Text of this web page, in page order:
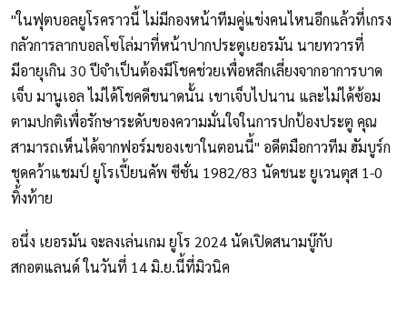
"ในฟุตบอลยูโรคราวนี้ ไม่มีกองหน้าทีมคู่แข่งคนไหนอีกแล้วที่เกรง
กลัวการลากบอลโซโล่มาที่หน้าปากประตูเยอรมัน นายทวารที่
มีอายุเกิน 30 ปีจำเป็นต้องมีโชคช่วยเพื่อหลีกเลี่ยงจากอาการบาด
เจ็บ มานูเอล ไม่ได้โชคดีขนาดนั้น เขาเจ็บไปนาน และไม่ได้ซ้อม
ตามปกติเพื่อรักษาระดับของความมั่นใจในการปกป้องประตู คุณ
สามารถเห็นได้จากฟอร์มของเขาในตอนนี้" อดีตมือกาวทีม ฮัมบูร์ก
ชุดคว้าแชมป์ ยูโรเปี้ยนคัพ ซีซั่น 1982/83 นัดชนะ ยูเวนตุส 1-0
ทิ้งท้าย
อนึ่ง เยอรมัน จะลงเล่นเกม ยูโร 2024 นัดเปิดสนามบู๊กับ
สกอตแลนด์ ในวันที่ 14 มิ.ย.นี้ที่มิวนิค